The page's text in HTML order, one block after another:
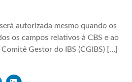
autorizada mesmo quando os
os campos relativos à CBS e ao
Comitê Gestor do IBS (CGIBS) […]